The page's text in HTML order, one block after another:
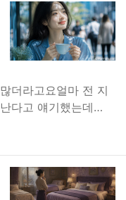
더라고요얼마 전 지
다고 얘기했는데…